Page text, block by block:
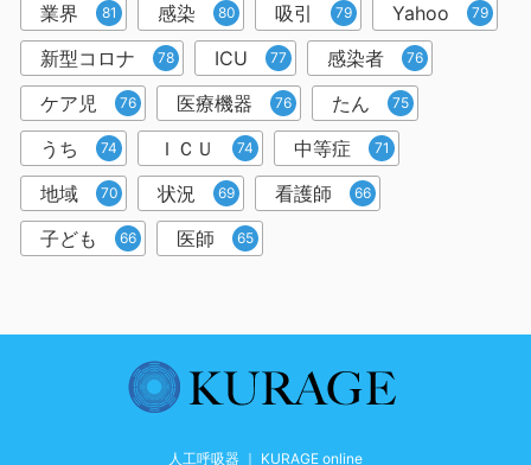
業界 81 感染 80 吸引 79 Yahoo 79
新型コロナ 78 ICU 77 感染者 76
ケア児 76 医療機器 76 たん 75
うち 74 ＩＣＵ 74 中等症 71
地域 70 状況 69 看護師 66
子ども 66 医師 65
人工呼吸器 ｜ KURAGE online